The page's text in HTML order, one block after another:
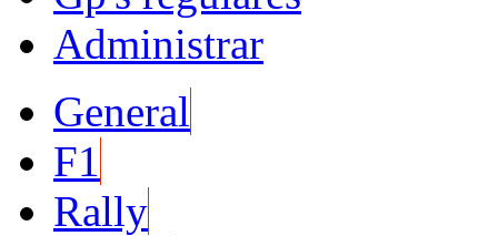
Administrar
General
F1
Rally